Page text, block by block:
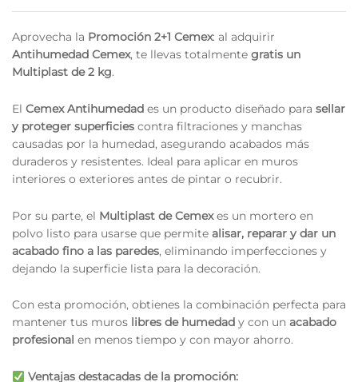
Aprovecha la Promoción 2+1 Cemex: al adquirir
Antihumedad Cemex, te llevas totalmente gratis un
Multiplast de 2 kg.
El Cemex Antihumedad es un producto diseñado para sellar
y proteger superficies contra filtraciones y manchas
causadas por la humedad, asegurando acabados más
duraderos y resistentes. Ideal para aplicar en muros
interiores o exteriores antes de pintar o recubrir.
Por su parte, el Multiplast de Cemexes un mortero en
polvo listo para usarse que permite alisar, reparar y dar un
acabado fino a las paredes, eliminando imperfecciones y
dejando la superficie lista para la decoración.
Con esta promoción, obtienes la combinación perfecta para
mantener tus muros libres de humedad y con un acabado
profesional en menos tiempo y con mayor ahorro.
Ventajas destacadas de la promoción: